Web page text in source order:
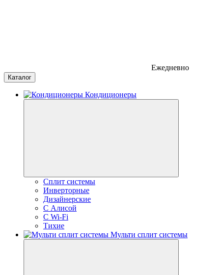
Ежедневно
Каталог
Кондиционеры
Сплит системы
Инверторные
Дизайнерские
С Алисой
C Wi-Fi
Тихие
Мульти сплит системы